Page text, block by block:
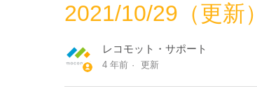
2021/10/29（更新）
レコモット・サポート
4 年前 更新